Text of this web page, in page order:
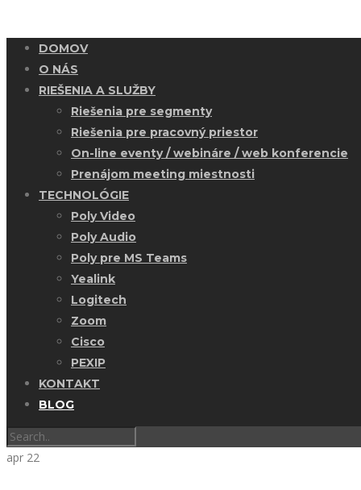
DOMOV
O NÁS
RIEŠENIA A SLUŽBY
Riešenia pre segmenty
Riešenia pre pracovný priestor
On-line eventy / webináre / web konferencie
Prenájom meeting miestnosti
TECHNOLÓGIE
Poly Video
Poly Audio
Poly pre MS Teams
Yealink
Logitech
Zoom
Cisco
PEXIP
KONTAKT
BLOG
apr 22